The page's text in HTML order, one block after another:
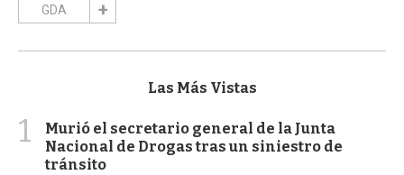
GDA
Las Más Vistas
1
Murió el secretario general de la Junta
Nacional de Drogas tras un siniestro de
tránsito